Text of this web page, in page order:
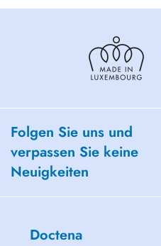
Folgen Sie uns und
verpassen Sie keine
Neuigkeiten
Doctena